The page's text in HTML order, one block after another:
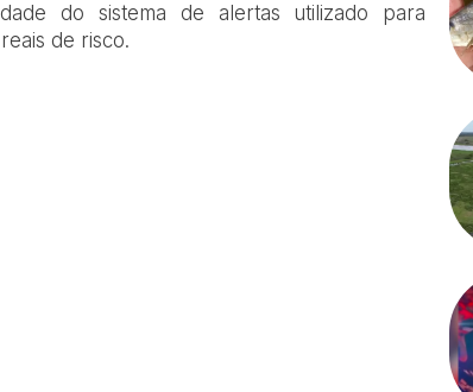
do sistema de alertas utilizado para
de risco.